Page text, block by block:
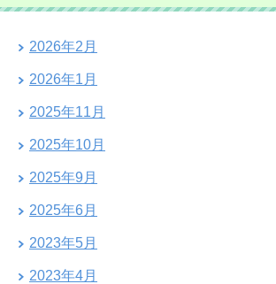
2026年2月
2026年1月
2025年11月
2025年10月
2025年9月
2025年6月
2023年5月
2023年4月